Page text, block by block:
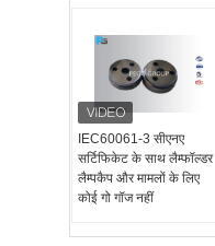
IEC60061-3 सीएनए
सर्टिफिकेट के साथ लैम्फॉल्डर
लैम्पकैप और मामलों के लिए
कोई गो गॉज नहीं